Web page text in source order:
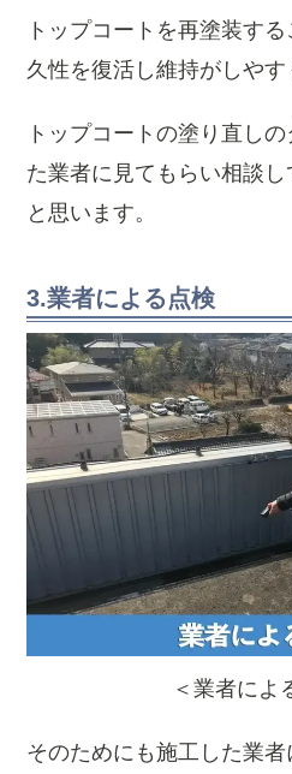
トップコートを再塗装す
久性を復活し維持がしやす
トップコートの塗り直し
た業者に見てもらい相談
と思います。
3.業者による点検
＜業者によ
そのためにも施工した業者